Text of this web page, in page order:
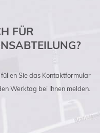
FÜR
füllen Sie das Kontaktformular
Werktag bei Ihnen melden.